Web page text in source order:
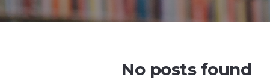
No posts found